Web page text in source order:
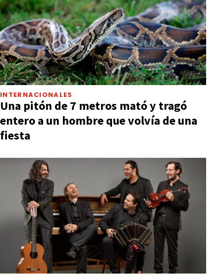
INTERNACIONALES
Una pitón de 7 metros mató y tragó
entero a un hombre que volvía de una
fiesta